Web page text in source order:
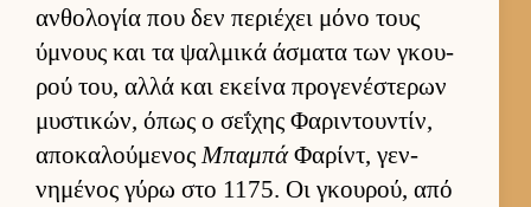
αν­θολογία που δεν περιέχει μόνο τους
ύμνους και τα ψαλ­μικά άσματα των γκου­
ρού του, αλλά και εκείνα προγενέστερων
μυστικών, όπως ο σεΐχης Φαριντου­ντίν,
αποκαλού­μενοςΜπαμπάΦαρίντ, γεν­
νημένος γύρω στο 1175. Οι γκου­ρού, από